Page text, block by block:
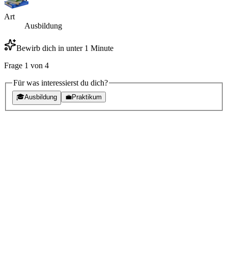
Art
Ausbildung
Bewirb dich in unter 1 Minute
Frage 1 von 4
Für was interessierst du dich?
🎓Ausbildung 💼Praktikum